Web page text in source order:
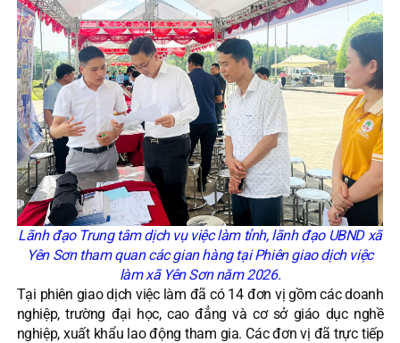
Lãnh đạo Trung tâm dịch vụ việc làm tỉnh, lãnh đạo UBND xã
Yên Sơn tham quan các gian hàng tại Phiên giao dịch việc
làm xã Yên Sơn năm 2026.
Tại phiên giao dịch việc làm đã có 14 đơn vị gồm các doanh
nghiệp, trường đại học, cao đẳng và cơ sở giáo dục nghề
nghiệp, xuất khẩu lao động tham gia. Các đơn vị đã trực tiếp